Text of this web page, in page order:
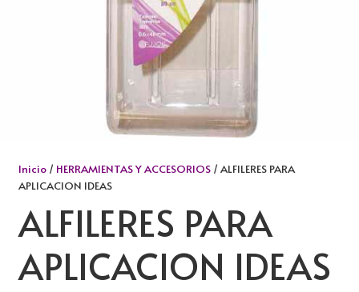
Inicio/ HERRAMIENTAS Y ACCESORIOS/ ALFILERES PARA
APLICACION IDEAS
ALFILERES PARA
APLICACION IDEAS